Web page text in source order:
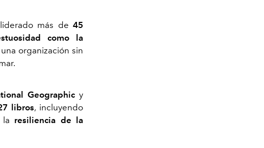
más de45
como la
una organización sin
Geographicy
libros, incluyendo
resiliencia de la